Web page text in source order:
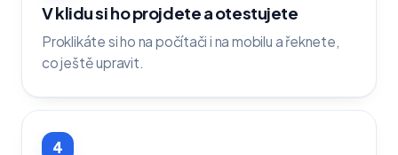
V klidu si ho projdete a otestujete
Proklikáte si ho na počítači i na mobilu a řeknete,
co ještě upravit.
4